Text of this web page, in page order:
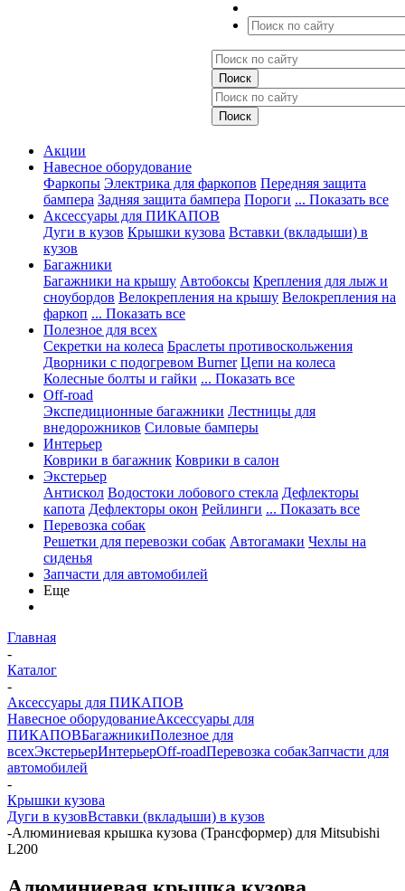
Акции
Навесное оборудование
Фаркопы Электрика для фаркопов Передняя защита
бампера Задняя защита бампера Пороги ... Показать все
Аксессуары для ПИКАПОВ
Дуги в кузов Крышки кузова Вставки (вкладыши) в
кузов
Багажники
Багажники на крышу Автобоксы Крепления для лыж и
сноубордов Велокрепления на крышу Велокрепления на
фаркоп ... Показать все
Полезное для всех
Секретки на колеса Браслеты противоскольжения
Дворники с подогревом Burner Цепи на колеса
Колесные болты и гайки ... Показать все
Off-road
Экспедиционные багажники Лестницы для
внедорожников Силовые бамперы
Интерьер
Коврики в багажник Коврики в салон
Экстерьер
Антискол Водостоки лобового стекла Дефлекторы
капота Дефлекторы окон Рейлинги ... Показать все
Перевозка собак
Решетки для перевозки собак Автогамаки Чехлы на
сиденья
Запчасти для автомобилей
Еще
Главная
-
Каталог
-
Аксессуары для ПИКАПОВ
Навесное оборудованиеАксессуары для
ПИКАПОВБагажникиПолезное для
всехЭкстерьерИнтерьерOff-roadПеревозка собакЗапчасти для
автомобилей
-
Крышки кузова
Дуги в кузовВставки (вкладыши) в кузов
-Алюминиевая крышка кузова (Трансформер) для Mitsubishi
L200